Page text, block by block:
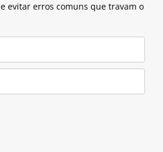
evitar erros comuns que travam o